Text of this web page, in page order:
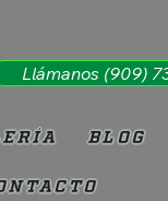
Llámanos (909)
Blog